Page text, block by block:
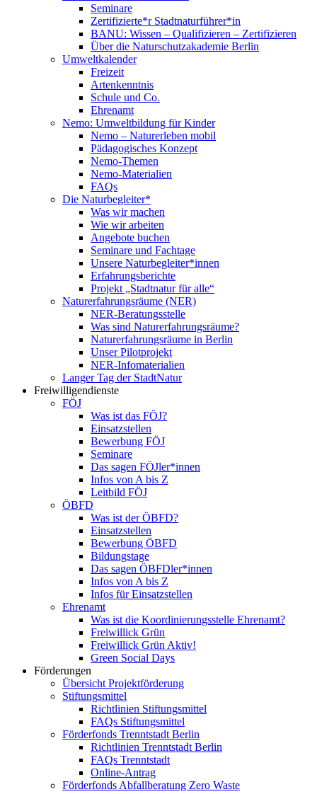
Seminare
Zertifizierte*r Stadtnaturführer*in
BANU: Wissen – Qualifizieren – Zertifizieren
Über die Naturschutzakademie Berlin
Umweltkalender
Freizeit
Artenkenntnis
Schule und Co.
Ehrenamt
Nemo: Umweltbildung für Kinder
Nemo – Naturerleben mobil
Pädagogisches Konzept
Nemo-Themen
Nemo-Materialien
FAQs
Die Naturbegleiter*
Was wir machen
Wie wir arbeiten
Angebote buchen
Seminare und Fachtage
Unsere Naturbegleiter*innen
Erfahrungsberichte
Projekt „Stadtnatur für alle“
Naturerfahrungsräume (NER)
NER-Beratungsstelle
Was sind Naturerfahrungsräume?
Naturerfahrungsräume in Berlin
Unser Pilotprojekt
NER-Infomaterialien
Langer Tag der StadtNatur
Freiwilligendienste
FÖJ
Was ist das FÖJ?
Einsatzstellen
Bewerbung FÖJ
Seminare
Das sagen FÖJler*innen
Infos von A bis Z
Leitbild FÖJ
ÖBFD
Was ist der ÖBFD?
Einsatzstellen
Bewerbung ÖBFD
Bildungstage
Das sagen ÖBFDler*innen
Infos von A bis Z
Infos für Einsatzstellen
Ehrenamt
Was ist die Koordinierungsstelle Ehrenamt?
Freiwillick Grün
Freiwillick Grün Aktiv!
Green Social Days
Förderungen
Übersicht Projektförderung
Stiftungsmittel
Richtlinien Stiftungsmittel
FAQs Stiftungsmittel
Förderfonds Trenntstadt Berlin
Richtlinien Trenntstadt Berlin
FAQs Trenntstadt
Online-Antrag
Förderfonds Abfallberatung Zero Waste